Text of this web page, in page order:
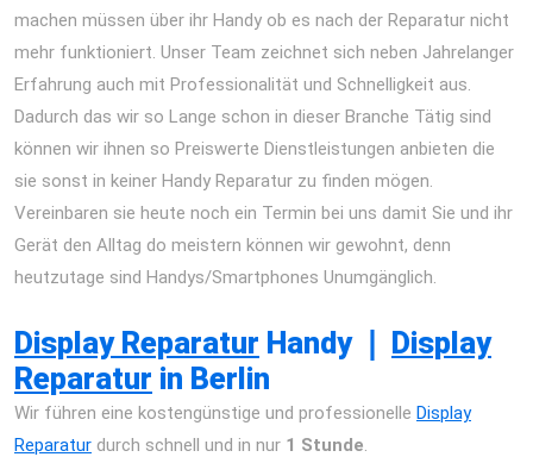
machen müssen über ihr Handy ob es nach der Reparatur nicht
mehr funktioniert. Unser Team zeichnet sich neben Jahrelanger
Erfahrung auch mit Professionalität und Schnelligkeit aus.
Dadurch das wir so Lange schon in dieser Branche Tätig sind
können wir ihnen so Preiswerte Dienstleistungen anbieten die
sie sonst in keiner Handy Reparatur zu finden mögen.
Vereinbaren sie heute noch ein Termin bei uns damit Sie und ihr
Gerät den Alltag do meistern können wir gewohnt, denn
heutzutage sind Handys/Smartphones Unumgänglich.
Display Reparatur Handy
Display
Reparatur in Berlin
Wir führen eine kostengünstige und professionelle Display
Reparatur durch schnell und in nur 1 Stunde.